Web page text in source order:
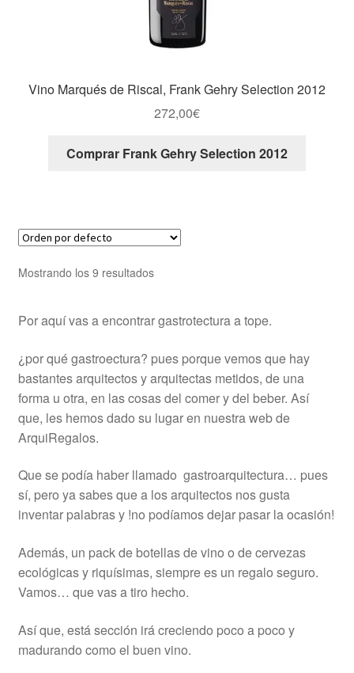
Vino Marqués de Riscal, Frank Gehry Selection 2012
272,00€
Comprar Frank Gehry Selection 2012
Mostrando los 9 resultados
Por aquí vas a encontrar gastrotectura a tope.
¿por qué gastroectura? pues porque vemos que hay
bastantes arquitectos y arquitectas metidos, de una
forma u otra, en las cosas del comer y del beber. Así
que, les hemos dado su lugar en nuestra web de
ArquiRegalos.
Que se podía haber llamado gastroarquitectura… pues
sí, pero ya sabes que a los arquitectos nos gusta
inventar palabras y !no podíamos dejar pasar la ocasión!
Además, un pack de botellas de vino o de cervezas
ecológicas y riquísimas, siempre es un regalo seguro.
Vamos… que vas a tiro hecho.
Así que, está sección irá creciendo poco a poco y
madurando como el buen vino.